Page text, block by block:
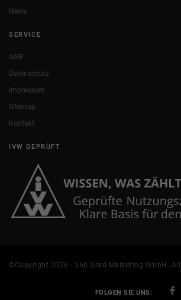
News
SERVICE
AGB
Datenschutz
Impressum
Sitemap
Kontakt
IVW GEPRÜFT
©Copyright 2026 - 360 Grad Marketing GmbH. All
FOLGEN SIE UNS: